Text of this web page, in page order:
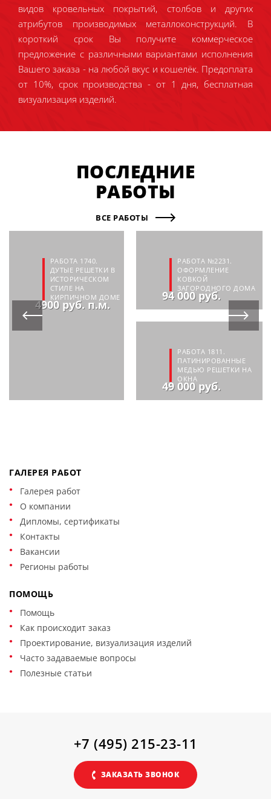
видов кровельных покрытий, столбов и других
атрибутов производимых металлоконструкций. В
короткий срок Вы получите коммерческое
предложение с различными вариантами исполнения
Вашего заказа - на любой вкус и кошелёк. Предоплата
от 10%, срок производства - от 1 дня, бесплатная
визуализация изделий.
ПОСЛЕДНИЕ
РАБОТЫ
ВСЕ РАБОТЫ
РАБОТА 1740.
ДУТЫЕ РЕШЕТКИ В
ИСТОРИЧЕСКОМ
СТИЛЕ НА
КИРПИЧНОМ ДОМЕ
4900 руб. п.м.
РАБОТА №2231.
ОФОРМЛЕНИЕ
КОВКОЙ
ЗАГОРОДНОГО ДОМА
94 000 руб.
РАБОТА 1811.
ПАТИНИРОВАННЫЕ
МЕДЬЮ РЕШЕТКИ НА
ОКНА
49 000 руб.
ГАЛЕРЕЯ РАБОТ
Галерея работ
О компании
Дипломы, сертификаты
Контакты
Вакансии
Регионы работы
ПОМОЩЬ
Помощь
Как происходит заказ
Проектирование, визуализация изделий
Часто задаваемые вопросы
Полезные статьи
+7 (495) 215-23-11
ЗАКАЗАТЬ ЗВОНОК